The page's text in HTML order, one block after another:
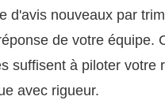
d'avis nouveaux par
de votre équipe.
suffisent à piloter votre
avec rigueur.